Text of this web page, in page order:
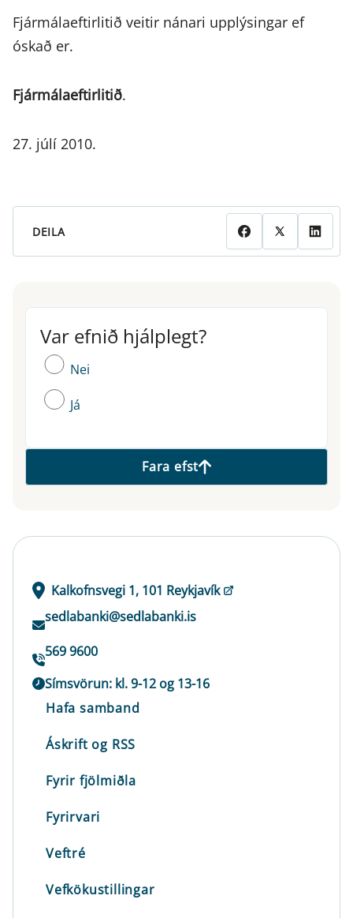
Fjármálaeftirlitið veitir nánari upplýsingar ef
óskað er.
Fjármálaeftirlitið.
27. júlí 2010.
DEILA
Var efnið hjálplegt?
Var efnið hjálplegt?
Nei
Já
Fara efst
Kalkofnsvegi 1, 101 Reykjavík
sedlabanki@sedlabanki.is
569 9600
Símsvörun: kl. 9-12 og 13-16
Hafa samband
Áskrift og RSS
Fyrir fjölmiðla
Fyrirvari
Veftré
Vefkökustillingar